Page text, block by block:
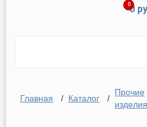
00
Главная / Каталог /
Прочие
изделия